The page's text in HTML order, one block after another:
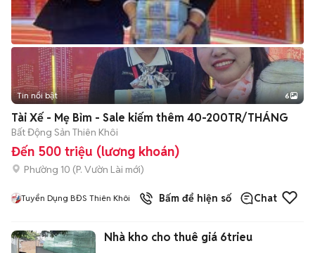
+2
Tin nổi bật 6
Tài Xế - Mẹ Bỉm - Sale kiếm thêm 40-200TR/THÁNG
Bất Động Sản Thiên Khôi
Đến 500 triệu (lương khoán)
Phường 10 (P. Vườn Lài mới)
Tuyển Dụng BĐS Thiên Khôi Bấm để hiện số Chat
Nhà kho cho thuê giá 6trieu